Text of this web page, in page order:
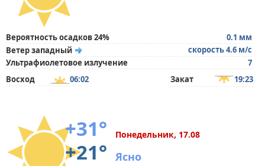
Вероятность осадков 24%
0.1 мм
Ветер западный
скорость 4.6 м/с
Ультрафиолетовое излучение
7
Восход
06:02 Закат 19:23
+31°
+21°
Понедельник, 17.08
Ясно